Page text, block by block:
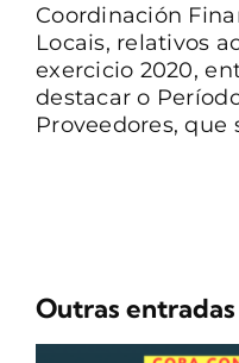
Coordinación
Locais, relativos
exercicio 2020,
destacar o
Proveedores, que
Outras entradas